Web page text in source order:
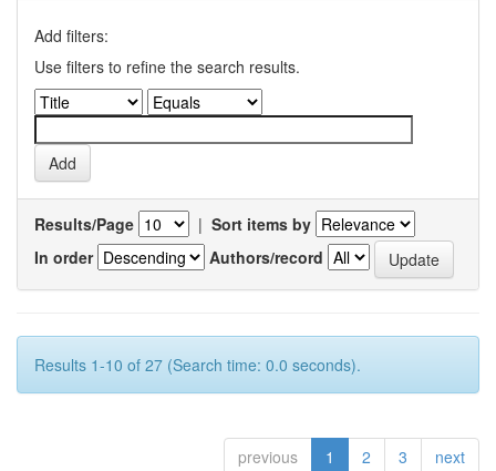
Add filters:
Use filters to refine the search results.
Results/Page | Sort items by
In order
Authors/record
Results 1-10 of 27 (Search time: 0.0 seconds).
previous 1 2 3 next